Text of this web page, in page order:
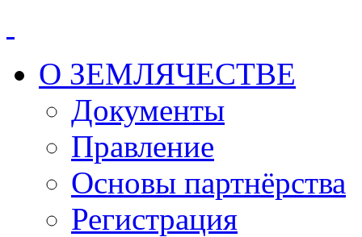
О ЗЕМЛЯЧЕСТВЕ
Документы
Правление
Основы партнёрства
Регистрация